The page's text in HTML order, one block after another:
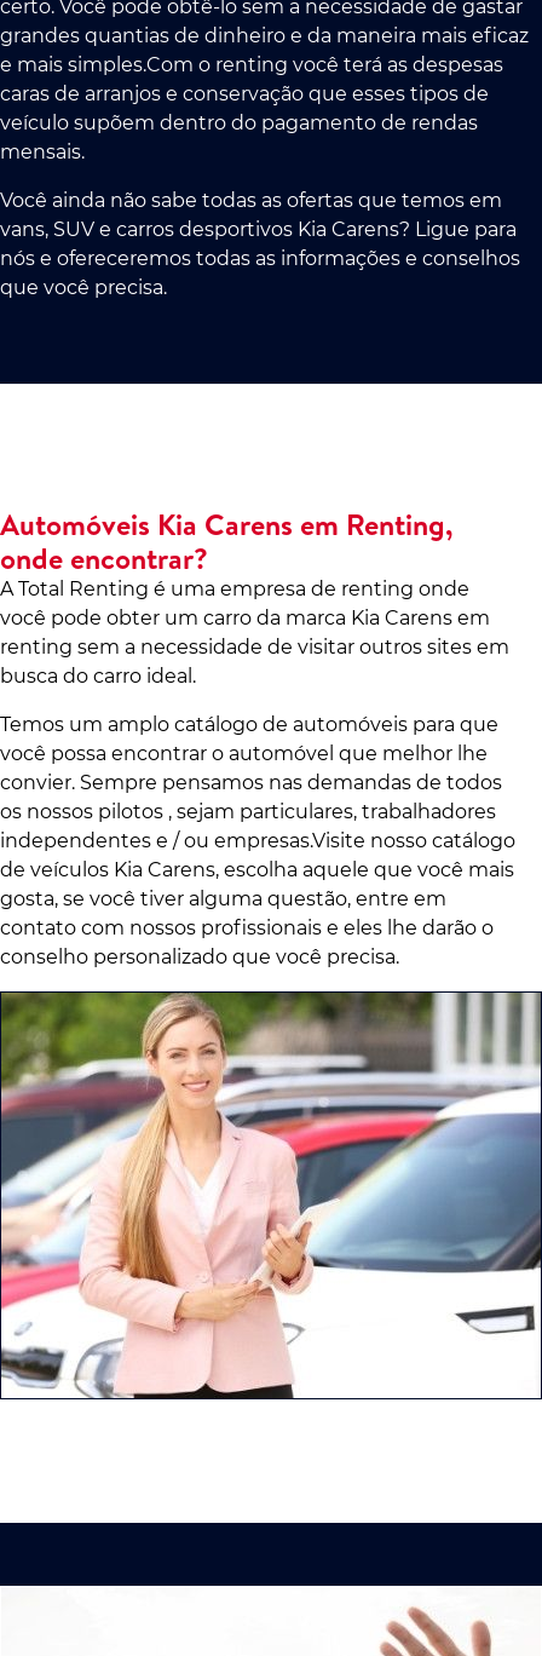
certo. Você pode obtê-lo sem a necessidade de gastar
grandes quantias de dinheiro e da maneira mais eficaz
e mais simples.Com o renting você terá as despesas
caras de arranjos e conservação que esses tipos de
veículo supõem dentro do pagamento de rendas
mensais.
Você ainda não sabe todas as ofertas que temos em
vans, SUV e carros desportivos Kia Carens? Ligue para
nós e ofereceremos todas as informações e conselhos
que você precisa.
Automóveis Kia Carens em Renting,
onde encontrar?
A Total Renting é uma empresa de renting onde
você pode obter um carro da marca Kia Carens em
renting sem a necessidade de visitar outros sites em
busca do carro ideal.
Temos um amplo catálogo de automóveis para que
você possa encontrar o automóvel que melhor lhe
convier. Sempre pensamos nas demandas de todos
os nossos pilotos , sejam particulares, trabalhadores
independentes e / ou empresas.Visite nosso catálogo
de veículos Kia Carens, escolha aquele que você mais
gosta, se você tiver alguma questão, entre em
contato com nossos profissionais e eles lhe darão o
conselho personalizado que você precisa.